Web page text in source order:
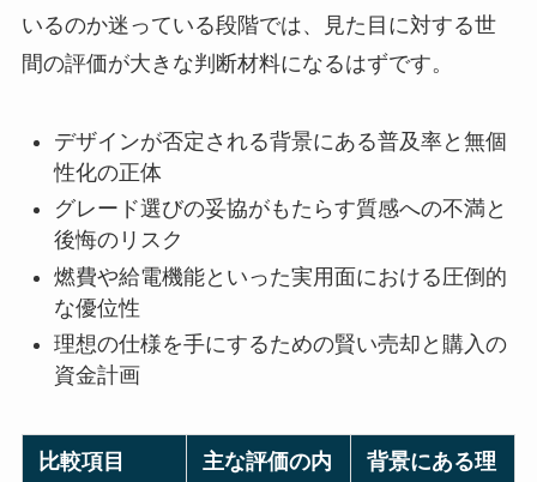
いるのか迷っている段階では、見た目に対する世
間の評価が大きな判断材料になるはずです。
デザインが否定される背景にある普及率と無個
性化の正体
グレード選びの妥協がもたらす質感への不満と
後悔のリスク
燃費や給電機能といった実用面における圧倒的
な優位性
理想の仕様を手にするための賢い売却と購入の
資金計画
比較項目
主な評価の内
背景にある理